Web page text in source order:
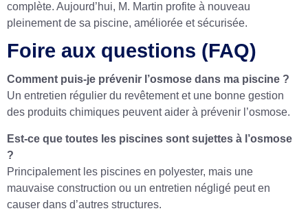
complète. Aujourd’hui, M. Martin profite à nouveau
pleinement de sa piscine, améliorée et sécurisée.
Foire aux questions (FAQ)
Comment puis-je prévenir l’osmose dans ma piscine ?
Un entretien régulier du revêtement et une bonne gestion
des produits chimiques peuvent aider à prévenir l’osmose.
Est-ce que toutes les piscines sont sujettes à l’osmose
?
Principalement les piscines en polyester, mais une
mauvaise construction ou un entretien négligé peut en
causer dans d’autres structures.